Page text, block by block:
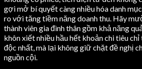
gợi mở bí quyết càng nhiều hóa danh
ro với tăng tiềm năng doanh thu. Hãy
thành viên gia đình thân gồm khả năng
khôn xiết nhiều hầu hết khoản chi tiêu
độc nhất, mà lại không giữ chặt đề nghị
nguồn cội.